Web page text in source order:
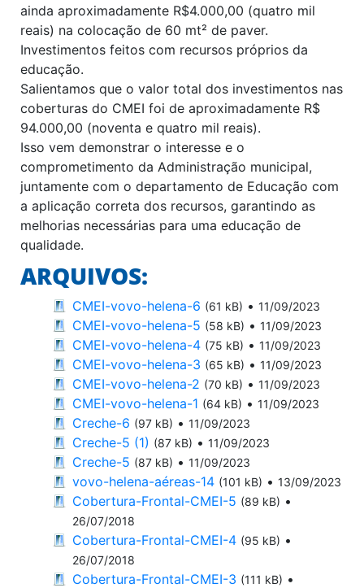
ainda aproximadamente R$4.000,00 (quatro mil
reais) na colocação de 60 mt² de paver.
Investimentos feitos com recursos próprios da
educação.
Salientamos que o valor total dos investimentos nas
coberturas do CMEI foi de aproximadamente R$
94.000,00 (noventa e quatro mil reais).
Isso vem demonstrar o interesse e o
comprometimento da Administração municipal,
juntamente com o departamento de Educação com
a aplicação correta dos recursos, garantindo as
melhorias necessárias para uma educação de
qualidade.
ARQUIVOS:
CMEI-vovo-helena-6 (61 kB) • 11/09/2023
CMEI-vovo-helena-5 (58 kB) • 11/09/2023
CMEI-vovo-helena-4 (75 kB) • 11/09/2023
CMEI-vovo-helena-3 (65 kB) • 11/09/2023
CMEI-vovo-helena-2 (70 kB) • 11/09/2023
CMEI-vovo-helena-1 (64 kB) • 11/09/2023
Creche-6 (97 kB) • 11/09/2023
Creche-5 (1) (87 kB) • 11/09/2023
Creche-5 (87 kB) • 11/09/2023
vovo-helena-aéreas-14 (101 kB) • 13/09/2023
Cobertura-Frontal-CMEI-5 (89 kB) •
26/07/2018
Cobertura-Frontal-CMEI-4 (95 kB) •
26/07/2018
Cobertura-Frontal-CMEI-3 (111 kB) •